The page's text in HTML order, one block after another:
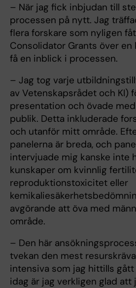
– När jag fick inbjudan till
processen på nytt. Jag
flera forskare som nyligen
Consolidator Grants över
få en inblick i processen.
– Jag tog varje
av Vetenskapsrådet och KI)
presentation och övade
publik. Detta inkluderade
och utanför mitt område.
panelerna är breda, och
intervjuade mig kanske inte
kunskaper om kvinnlig
reproduktionstoxicitet eller
avgörande att öva med
område.
– Den här
tvekan den mest
intensiva som jag hittills gått
idag är jag verkligen glad att